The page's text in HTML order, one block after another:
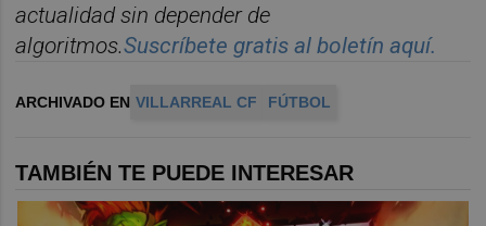
actualidad sin depender de
algoritmos.Suscríbete gratis al boletín aquí.
ARCHIVADO EN VILLARREAL CF FÚTBOL
TAMBIÉN TE PUEDE INTERESAR